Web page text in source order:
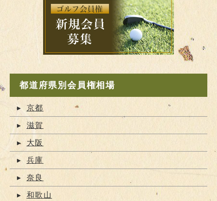
都道府県別会員権相場
京都
滋賀
大阪
兵庫
奈良
和歌山